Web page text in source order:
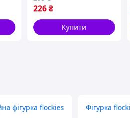
226 ₴
Купити
фігурка flockies Фігурка